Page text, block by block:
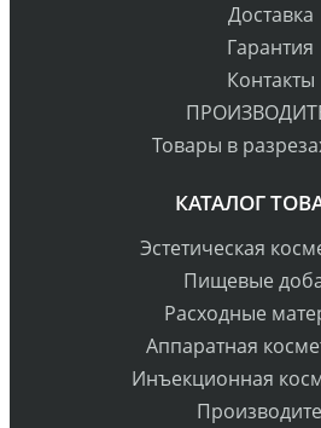
Доставка
Гарантия
Контакты
Товары в
КАТАЛОГ
Эстетическая
Пищевые
Расходные
Аппаратная
Инъекционная